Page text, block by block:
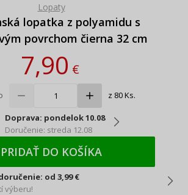
Lopaty
lopatka z polyamidu s
povrchom čierna 32 cm
7,90€
z 80 Ks.
Doprava: pondelok 10.08
Doručenie: streda 12.08
PRIDAŤ DO KOŠÍKA
od 3,99 €
výberu!